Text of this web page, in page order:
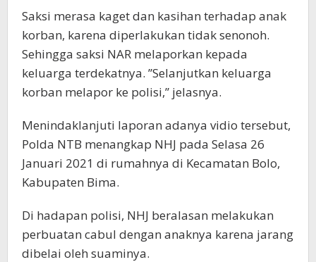
Saksi merasa kaget dan kasihan terhadap anak
korban, karena diperlakukan tidak senonoh.
Sehingga saksi NAR melaporkan kepada
keluarga terdekatnya. ’’Selanjutkan keluarga
korban melapor ke polisi,’’ jelasnya.
Menindaklanjuti laporan adanya vidio tersebut,
Polda NTB menangkap NHJ pada Selasa 26
Januari 2021 di rumahnya di Kecamatan Bolo,
Kabupaten Bima.
Di hadapan polisi, NHJ beralasan melakukan
perbuatan cabul dengan anaknya karena jarang
dibelai oleh suaminya.